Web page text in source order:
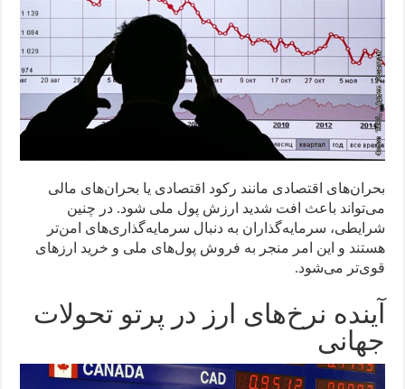
بحران‌های اقتصادی مانند رکود اقتصادی یا بحران‌های مالی
می‌تواند باعث افت شدید ارزش پول ملی شود. در چنین
شرایطی، سرمایه‌گذاران به دنبال سرمایه‌گذاری‌های امن‌تر
هستند و این امر منجر به فروش پول‌های ملی و خرید ارزهای
قوی‌تر می‌شود.
آینده نرخ‌های ارز در پرتو تحولات
جهانی